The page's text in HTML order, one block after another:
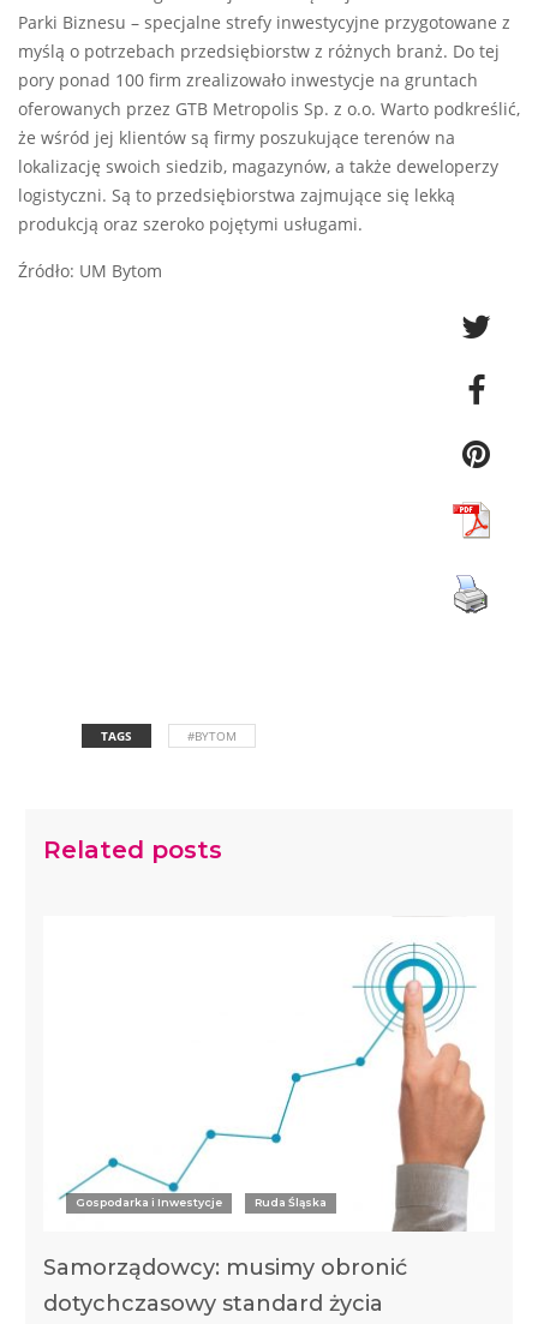
Parki Biznesu – specjalne strefy inwestycyjne przygotowane z
myślą o potrzebach przedsiębiorstw z różnych branż. Do tej
pory ponad 100 firm zrealizowało inwestycje na gruntach
oferowanych przez GTB Metropolis Sp. z o.o. Warto podkreślić,
że wśród jej klientów są firmy poszukujące terenów na
lokalizację swoich siedzib, magazynów, a także deweloperzy
logistyczni. Są to przedsiębiorstwa zajmujące się lekką
produkcją oraz szeroko pojętymi usługami.
Źródło: UM Bytom
TAGS #BYTOM
Related posts
Gospodarka i Inwestycje Ruda Śląska
Samorządowcy: musimy obronić
dotychczasowy standard życia